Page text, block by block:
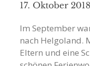
17. Oktober 2018
Im September
nach Helgoland.
Eltern und eine